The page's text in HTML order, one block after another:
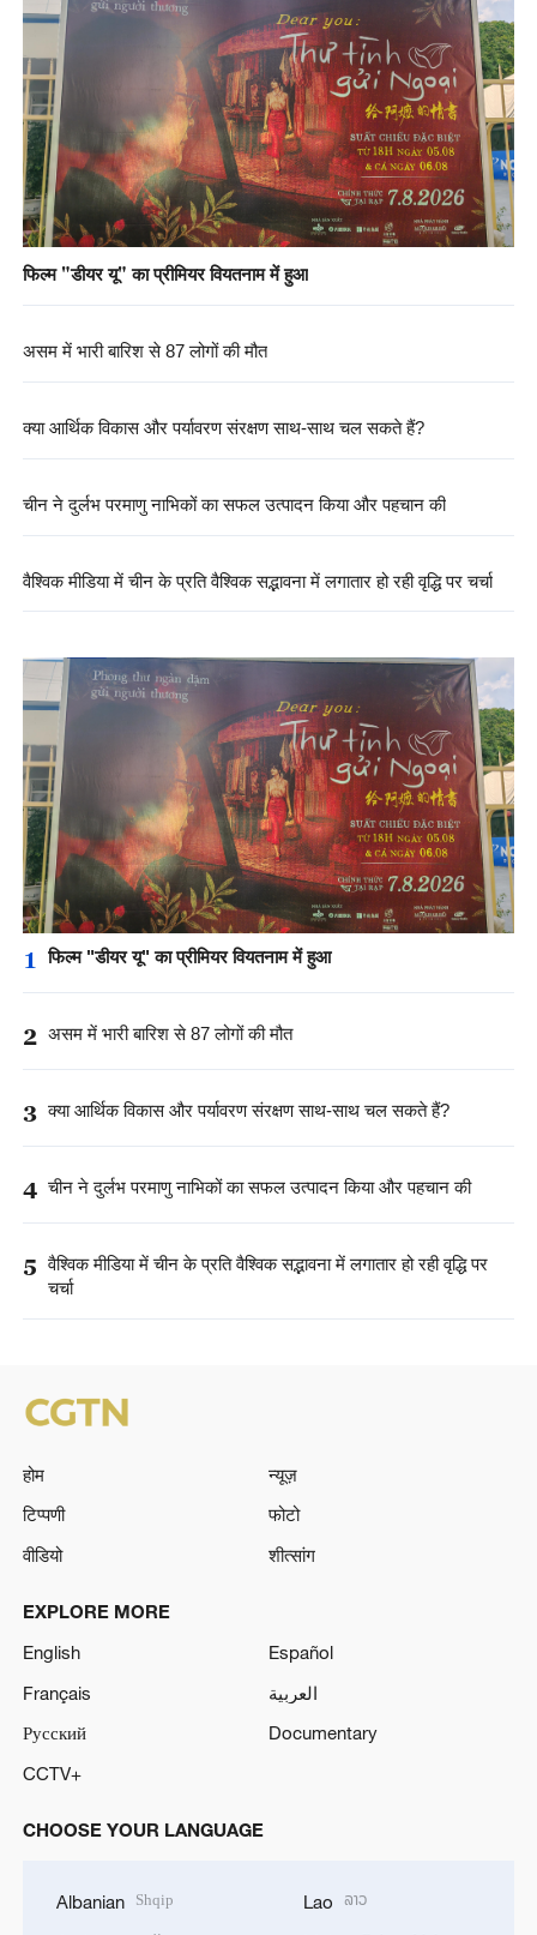
फिल्म "डीयर यू" का प्रीमियर वियतनाम में हुआ
असम में भारी बारिश से 87 लोगों की मौत
क्या आर्थिक विकास और पर्यावरण संरक्षण साथ-साथ चल सकते हैं?
चीन ने दुर्लभ परमाणु नाभिकों का सफल उत्पादन किया और पहचान की
वैश्विक मीडिया में चीन के प्रति वैश्विक सद्भावना में लगातार हो रही वृद्धि पर चर्चा
1 फिल्म "डीयर यू" का प्रीमियर वियतनाम में हुआ
2 असम में भारी बारिश से 87 लोगों की मौत
3 क्या आर्थिक विकास और पर्यावरण संरक्षण साथ-साथ चल सकते हैं?
4 चीन ने दुर्लभ परमाणु नाभिकों का सफल उत्पादन किया और पहचान की
5 वैश्विक मीडिया में चीन के प्रति वैश्विक सद्भावना में लगातार हो रही वृद्धि पर
चर्चा
होम
न्यूज़
टिप्पणी
फोटो
वीडियो
शीत्सांग
EXPLORE MORE
English
Español
Français
العربية
Русский
Documentary
CCTV+
CHOOSE YOUR LANGUAGE
Albanian Shqip Lao ລາວ